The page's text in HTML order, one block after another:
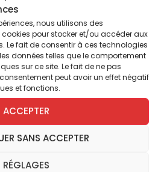
nous utilisons des
pour stocker et/ou accéder aux
Le fait de consentir à ces technologies
données telles que le comportement
sur ce site. Le fait de ne pas
peut avoir un effet négatif
et fonctions.
ACCEPTER
SANS ACCEPTER
RÉGLAGES
liberté et égalité, capital
patriotisme et
Aujourd’hui, en France,
à des idées
l’ordre social et
capitaliste et le
tandis que la
à des idéologies dites
l’égalité sociale,
mœurs et un partage
à lire cet
autres